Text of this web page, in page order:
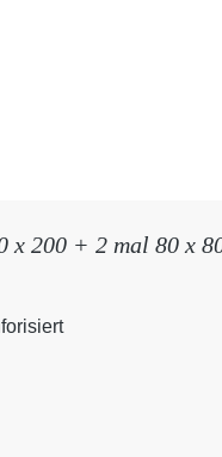
x 200 + 2 mal 80 x